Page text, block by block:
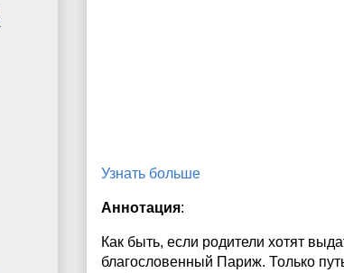
Узнать больше
Аннотация:
Как быть, если родители хотят
благословенный Париж. Только